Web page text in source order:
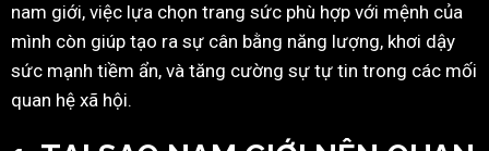
nam giới, việc lựa chọn trang sức phù hợp với mệnh của
mình còn giúp tạo ra sự cân bằng năng lượng, khơi dậy
sức mạnh tiềm ẩn, và tăng cường sự tự tin trong các mối
quan hệ xã hội.